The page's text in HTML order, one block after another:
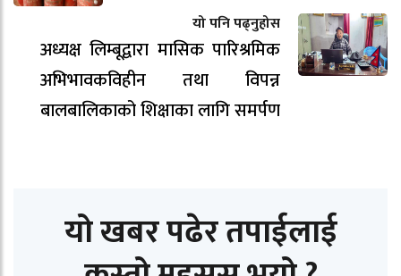
यो पनि पढ्नुहोस
अध्यक्ष लिम्बूद्वारा मासिक पारिश्रमिक
अभिभावकविहीन तथा विपन्न
बालबालिकाको शिक्षाका लागि समर्पण
यो खबर पढेर तपाईलाई